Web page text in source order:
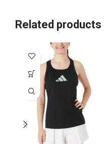
Related products